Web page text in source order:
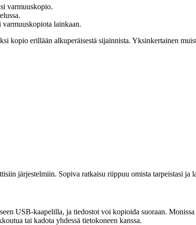
varmuuskopio.
lainkaan.
kopio erillään alkuperäisestä sijainnista. Yksinkertainen
järjestelmiin. Sopiva ratkaisu riippuu omista tarpeistasi ja
USB-kaapelilla, ja tiedostot voi kopioida suoraan.
tai kadota yhdessä tietokoneen kanssa.